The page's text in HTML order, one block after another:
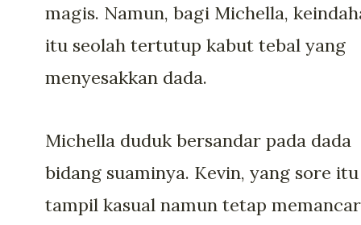
magis. Namun, bagi Michella,
itu seolah tertutup kabut tebal yang
menyesakkan dada.
Michella duduk bersandar pada dada
bidang suaminya. Kevin, yang sore itu
tampil kasual namun tetap